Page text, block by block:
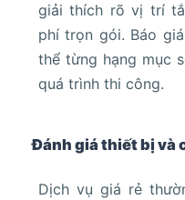
giải thích rõ vị trí
phí trọn gói. Báo
thể từng hạng mục
quá trình thi công.
Đánh giá thiết bị và
Dịch vụ giá rẻ